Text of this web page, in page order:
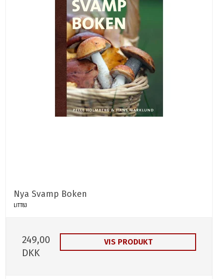
Nya Svamp Boken
LITT83
249,00
DKK
VIS PRODUKT